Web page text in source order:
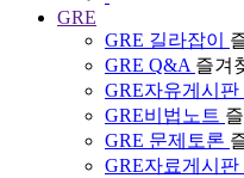
GRE
GRE 길라잡이
GRE Q&A 즐겨
GRE자유게시판
GRE비법노트
GRE 문제토론
GRE자료게시판